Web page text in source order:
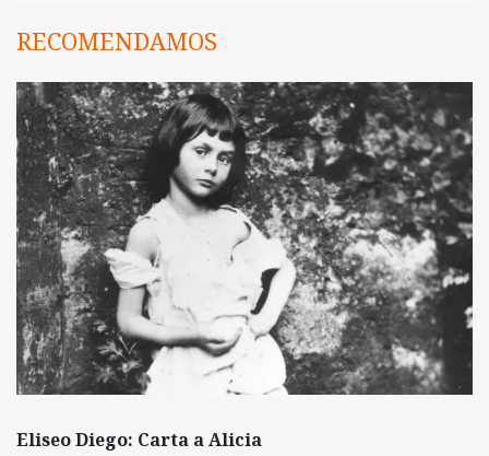
RECOMENDAMOS
Eliseo Diego: Carta a Alicia